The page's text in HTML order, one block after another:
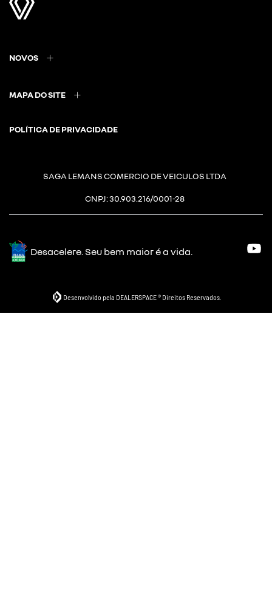
NOVOS
MAPA DO SITE
POLÍTICA DE PRIVACIDADE
SAGA LEMANS COMERCIO DE VEICULOS LTDA
CNPJ: 30.903.216/0001-28
Desacelere. Seu bem maior é a vida.
Desenvolvido pela DEALERSPACE ® Direitos Reservados.